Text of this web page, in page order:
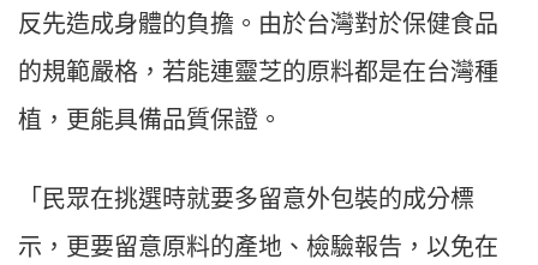
反先造成身體的負擔。由於台灣對於保健食品
的規範嚴格，若能連靈芝的原料都是在台灣種
植，更能具備品質保證。
「民眾在挑選時就要多留意外包裝的成分標
示，更要留意原料的產地、檢驗報告，以免在